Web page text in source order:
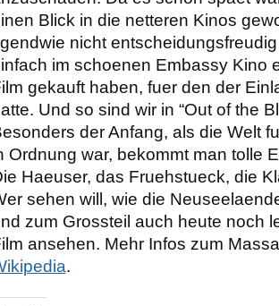
Blick in die netteren Kinos
nicht
im schoenen Embassy Kino
gekauft haben, fuer den der
Und so sind wir in “Out of the
der Anfang, als die Welt
Ordnung war, bekommt man tolle
Haeuser, das Fruehstueck, die
sehen will, wie die
zum Grossteil auch heute noch
ansehen. Mehr Infos zum
.